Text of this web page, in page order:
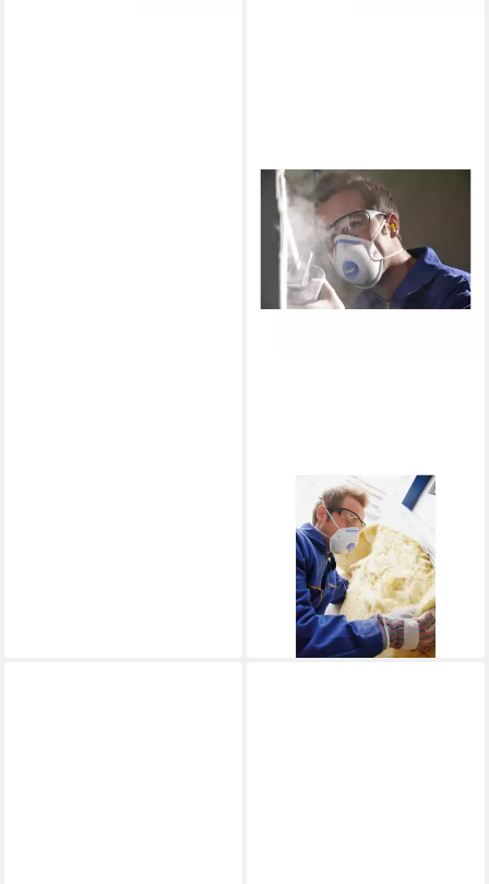
Filtrierende Halbmasken
FFP2 Dräger Halbmaske X-
plore 1320 V FFP2 NR D 10
37,82 €
lieferbar - in 4-5 Werktagen bei dir